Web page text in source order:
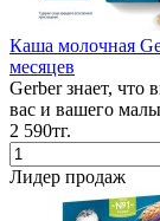
Каша молочная
месяцев
Gerber знает, что
вас и вашего
2 590тг.
Лидер продаж